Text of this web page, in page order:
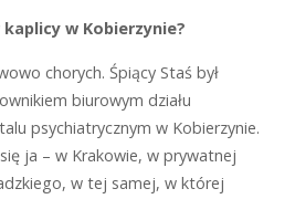
w Kobierzynie?
­chorych. Śpiący Staś był
biurowym działu
psychiatrycznym w Kobierzynie.
ja – w Krakowie, w prywatnej
w tej samej, w której